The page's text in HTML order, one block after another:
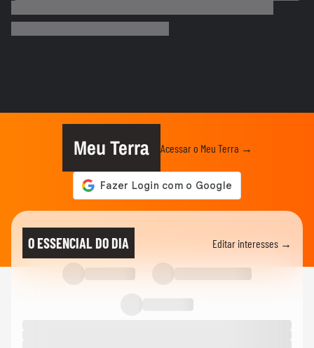
mais se destacam nesta...
André Mantovanni explica o signo do mês
e revela as previsões da...
André Mantovanni revela as previsões da
semana para cada signo no...
ANDRÉ MANTOVANNI
André Mantovanni explica o Céu da
Semana no Terra Horóscopo
Meu Terra Acessar o Meu Terra →
O ESSENCIAL DO DIA Editar interesses →